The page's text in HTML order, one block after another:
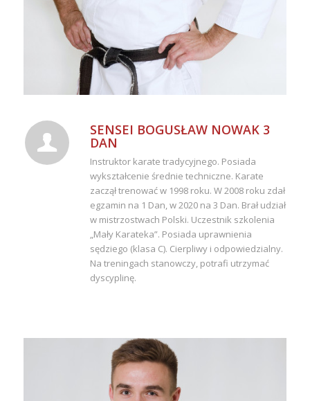
SENSEI BOGUSŁAW NOWAK 3
DAN
Instruktor karate tradycyjnego. Posiada
wykształcenie średnie techniczne. Karate
zaczął trenować w 1998 roku. W 2008 roku zdał
egzamin na 1 Dan, w 2020 na 3 Dan. Brał udział
w mistrzostwach Polski. Uczestnik szkolenia
„Mały Karateka”. Posiada uprawnienia
sędziego (klasa C). Cierpliwy i odpowiedzialny.
Na treningach stanowczy, potrafi utrzymać
dyscyplinę.